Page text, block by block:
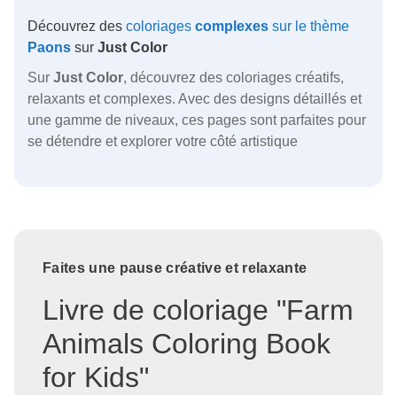
Découvrez des coloriages complexes sur le thème
Paons sur Just Color
Sur Just Color, découvrez des coloriages créatifs,
relaxants et complexes. Avec des designs détaillés et
une gamme de niveaux, ces pages sont parfaites pour
se détendre et explorer votre côté artistique
Faites une pause créative et relaxante
Livre de coloriage "Farm
Animals Coloring Book
for Kids"